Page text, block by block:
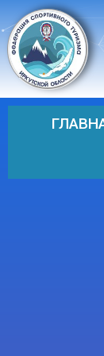
Перейти
к